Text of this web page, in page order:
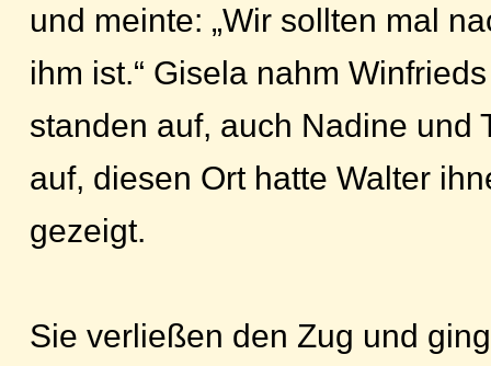
und meinte: „Wir sollten mal
ihm ist.“ Gisela nahm
standen auf, auch Nadine und
auf, diesen Ort hatte Walter
gezeigt.
Sie verließen den Zug und